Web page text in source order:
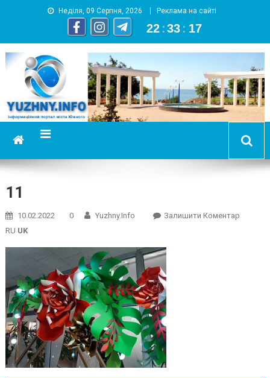
Неділя, 09 Серпня, 2026 Реклама на сайті
22 :33 : 18
YUZHNY.INFO
информационный портал города Южный
11
10.02.2022 0 Yuzhny.info Залишити КоментарOn
RU UK